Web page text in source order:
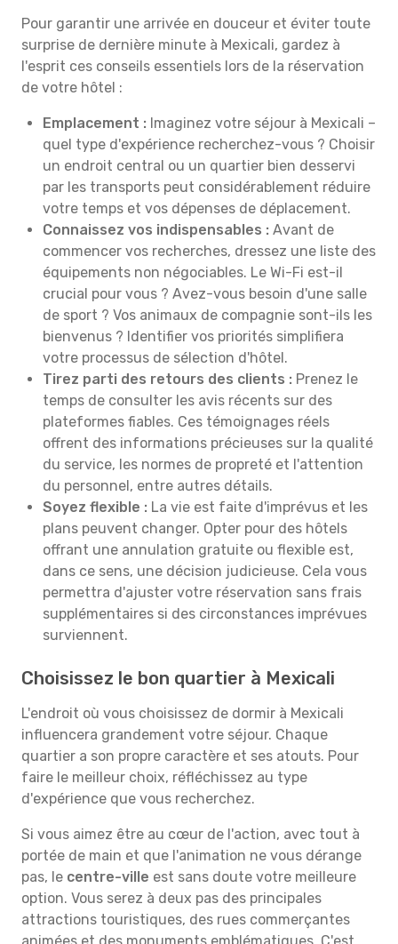
Pour garantir une arrivée en douceur et éviter toute
surprise de dernière minute à Mexicali, gardez à
l'esprit ces conseils essentiels lors de la réservation
de votre hôtel :
Emplacement : Imaginez votre séjour à Mexicali –
quel type d'expérience recherchez-vous ? Choisir
un endroit central ou un quartier bien desservi
par les transports peut considérablement réduire
votre temps et vos dépenses de déplacement.
Connaissez vos indispensables : Avant de
commencer vos recherches, dressez une liste des
équipements non négociables. Le Wi-Fi est-il
crucial pour vous ? Avez-vous besoin d'une salle
de sport ? Vos animaux de compagnie sont-ils les
bienvenus ? Identifier vos priorités simplifiera
votre processus de sélection d'hôtel.
Tirez parti des retours des clients : Prenez le
temps de consulter les avis récents sur des
plateformes fiables. Ces témoignages réels
offrent des informations précieuses sur la qualité
du service, les normes de propreté et l'attention
du personnel, entre autres détails.
Soyez flexible : La vie est faite d'imprévus et les
plans peuvent changer. Opter pour des hôtels
offrant une annulation gratuite ou flexible est,
dans ce sens, une décision judicieuse. Cela vous
permettra d'ajuster votre réservation sans frais
supplémentaires si des circonstances imprévues
surviennent.
Choisissez le bon quartier à Mexicali
L'endroit où vous choisissez de dormir à Mexicali
influencera grandement votre séjour. Chaque
quartier a son propre caractère et ses atouts. Pour
faire le meilleur choix, réfléchissez au type
d'expérience que vous recherchez.
Si vous aimez être au cœur de l'action, avec tout à
portée de main et que l'animation ne vous dérange
pas, le centre-ville est sans doute votre meilleure
option. Vous serez à deux pas des principales
attractions touristiques, des rues commerçantes